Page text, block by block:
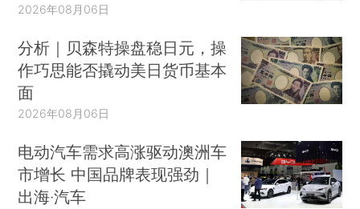
2026年08月06日
分析｜贝森特操盘稳日元，操
作巧思能否撬动美日货币基本
面
2026年08月06日
电动汽车需求高涨驱动澳洲车
市增长 中国品牌表现强劲｜
出海·汽车